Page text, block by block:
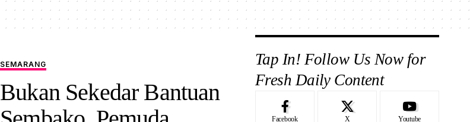
SEMARANG
Bukan Sekedar Bantuan
Tap In! Follow Us Now for
Fresh Daily Content
Facebook X Youtube